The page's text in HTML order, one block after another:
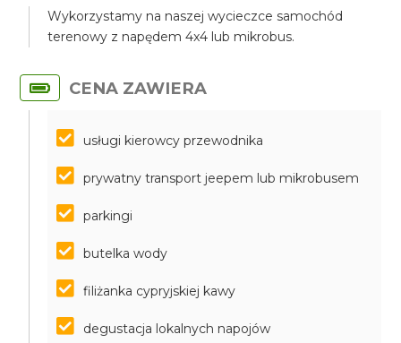
Wykorzystamy na naszej wycieczce samochód
terenowy z napędem 4x4 lub mikrobus.
CENA ZAWIERA
usługi kierowcy przewodnika
prywatny transport jeepem lub mikrobusem
parkingi
butelka wody
filiżanka cypryjskiej kawy
degustacja lokalnych napojów